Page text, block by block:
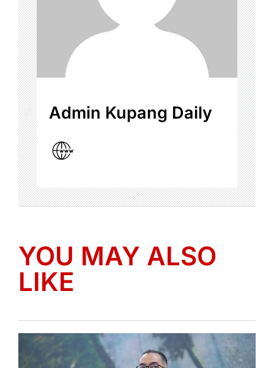
Admin Kupang Daily
YOU MAY ALSO
LIKE